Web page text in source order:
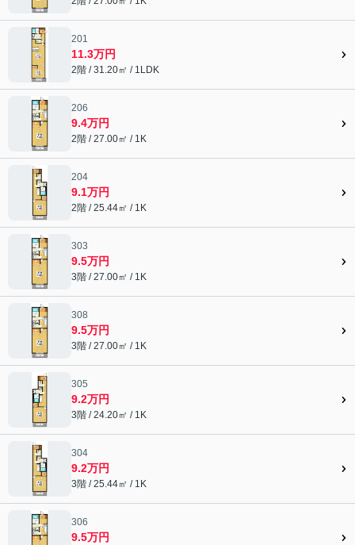
201
11.3万円
2階 / 31.20㎡ / 1LDK
206
9.4万円
2階 / 27.00㎡ / 1K
204
9.1万円
2階 / 25.44㎡ / 1K
303
9.5万円
3階 / 27.00㎡ / 1K
308
9.5万円
3階 / 27.00㎡ / 1K
305
9.2万円
3階 / 24.20㎡ / 1K
304
9.2万円
3階 / 25.44㎡ / 1K
306
9.5万円